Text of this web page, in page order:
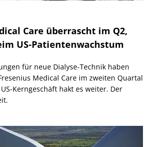
Care überrascht im Q2,
US-Patientenwachstum
für neue Dialyse-Technik haben
Medical Care im zweiten Quartal
Kerngeschäft hakt es weiter. Der